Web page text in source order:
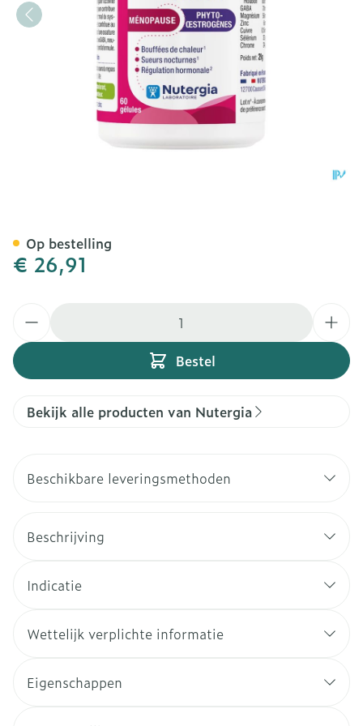
€ 26,91
Bestel
Op bestelling
Bekijk alle producten van Nutergia
Beschikbare leveringsmethoden
Beschrijving
Indicatie
Wettelijk verplichte informatie
Eigenschappen